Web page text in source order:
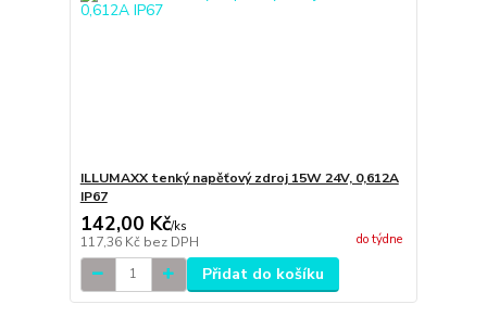
ILLUMAXX tenký napěťový zdroj 15W 24V, 0,612A
IP67
142,00 Kč/ks
117,36 Kč bez DPH do týdne
Přidat do košíku